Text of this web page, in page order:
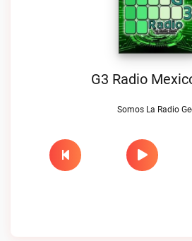
G3 Radio
Somos La Radio